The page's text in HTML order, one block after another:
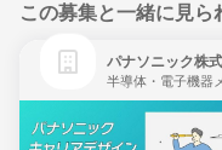
この募集と一緒に見ら
パナソニック株
半導体・電子機器